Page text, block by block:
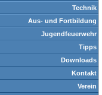
Technik
Aus- und Fortbildung
Jugendfeuerwehr
Tipps
Downloads
Kontakt
Verein